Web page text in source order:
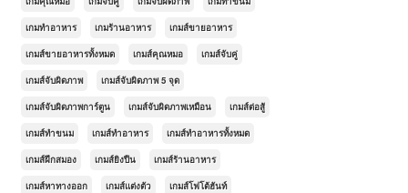
เกมทำอาหาร เกมร้านอาหาร เกมส์ขายอาหาร
เกมส์ขายอาหารทั้งหมด เกมส์คุณหมอ เกมส์จับคู่
เกมส์จับผิดภาพ เกมส์จับผิดภาพ 5 จุด
เกมส์จับผิดภาพการ์ตูน เกมส์จับผิดภาพเหมือน เกมส์ต่อสู้
เกมส์ทำขนม เกมส์ทำอาหาร เกมส์ทำอาหารทั้งหมด
เกมส์ฝึกสมอง เกมส์ยิงปืน เกมส์ร้านอาหาร
เกมส์หาทางออก เกมส์แต่งตัว เกมส์โฟโต้ฮันท์